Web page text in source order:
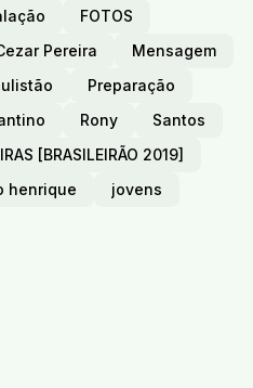
FOTOS
Pereira
Mensagem
Preparação
Rony
Santos
[BRASILEIRÃO 2019]
henrique
jovens